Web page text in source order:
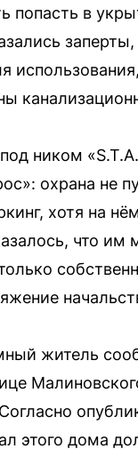
попасть в
ником
охрана не
хотя на
что им
житель
этого дома